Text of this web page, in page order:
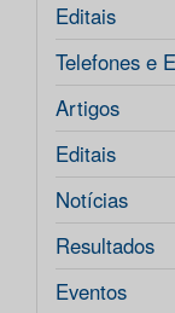
Editais
Telefones e
Artigos
Editais
Notícias
Resultados
Eventos